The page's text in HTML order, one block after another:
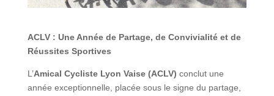
ACLV : Une Année de Partage, de Convivialité et de
Réussites Sportives
L’Amical Cycliste Lyon Vaise (ACLV) conclut une
année exceptionnelle, placée sous le signe du partage,